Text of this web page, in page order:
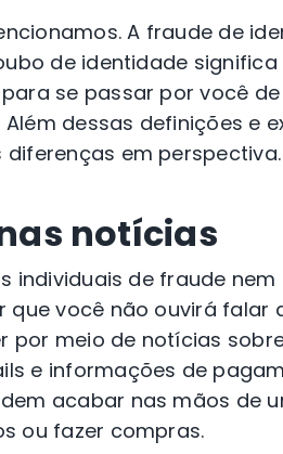
A fraude de
de identidade
se passar por você
Além dessas definições e
em perspectiva.
notícias
individuais de fraude
que você não ouvirá falar
por meio de notícias
e informações de
acabar nas mãos de
ou fazer compras.